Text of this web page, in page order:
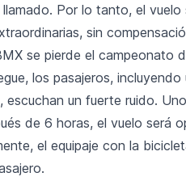
Por lo tanto, el
sin
se pierde el campeonato
los pasajeros,
escuchan un fuerte ruido.
de 6 horas, el vuelo será
el equipaje con la